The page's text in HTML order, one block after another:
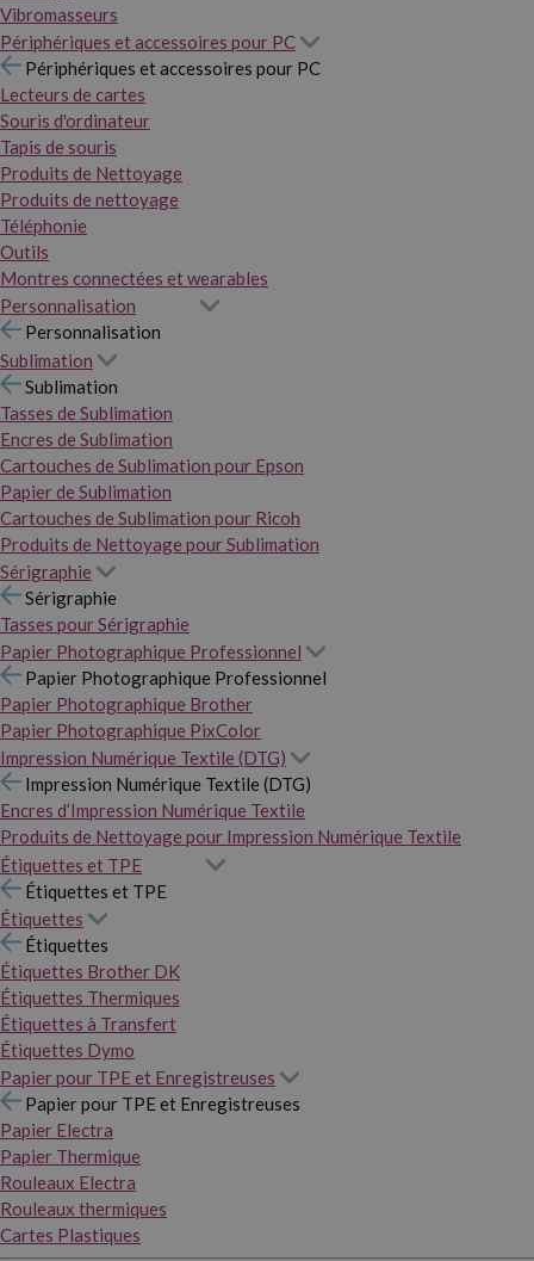
Vibromasseurs
Périphériques et accessoires pour PC
Périphériques et accessoires pour PC
Lecteurs de cartes
Souris d'ordinateur
Tapis de souris
Produits de Nettoyage
Produits de nettoyage
Téléphonie
Outils
Montres connectées et wearables
Personnalisation
Personnalisation
Sublimation
Sublimation
Tasses de Sublimation
Encres de Sublimation
Cartouches de Sublimation pour Epson
Papier de Sublimation
Cartouches de Sublimation pour Ricoh
Produits de Nettoyage pour Sublimation
Sérigraphie
Sérigraphie
Tasses pour Sérigraphie
Papier Photographique Professionnel
Papier Photographique Professionnel
Papier Photographique Brother
Papier Photographique PixColor
Impression Numérique Textile (DTG)
Impression Numérique Textile (DTG)
Encres d’Impression Numérique Textile
Produits de Nettoyage pour Impression Numérique Textile
Étiquettes et TPE
Étiquettes et TPE
Étiquettes
Étiquettes
Étiquettes Brother DK
Étiquettes Thermiques
Étiquettes à Transfert
Étiquettes Dymo
Papier pour TPE et Enregistreuses
Papier pour TPE et Enregistreuses
Papier Electra
Papier Thermique
Rouleaux Electra
Rouleaux thermiques
Cartes Plastiques